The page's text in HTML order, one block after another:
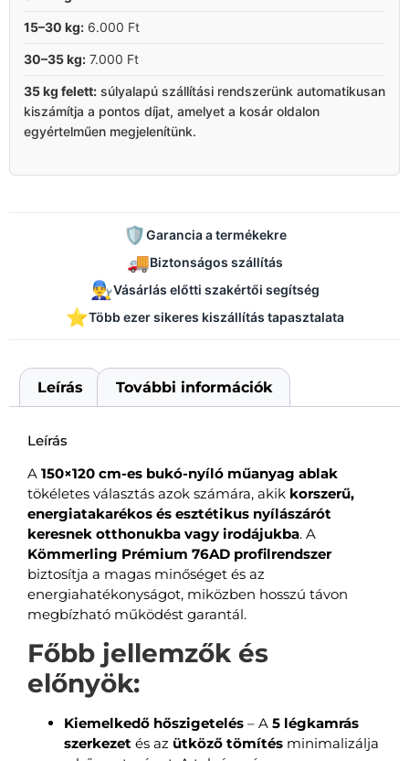
15–30 kg: 6.000 Ft
30–35 kg: 7.000 Ft
35 kg felett: súlyalapú szállítási rendszerünk automatikusan
kiszámítja a pontos díjat, amelyet a kosár oldalon
egyértelműen megjelenítünk.
🛡️Garancia a termékekre
🚚Biztonságos szállítás
👨‍🔧Vásárlás előtti szakértői segítség
⭐Több ezer sikeres kiszállítás tapasztalata
Leírás További információk
Leírás
A 150×120 cm-es bukó-nyíló műanyag ablak
tökéletes választás azok számára, akik korszerű,
energiatakarékos és esztétikus nyílászárót
keresnek otthonukba vagy irodájukba. A
Kömmerling Prémium 76AD profilrendszer
biztosítja a magas minőséget és az
energiahatékonyságot, miközben hosszú távon
megbízható működést garantál.
Főbb jellemzők és
előnyök:
Kiemelkedő hőszigetelés – A 5 légkamrás
szerkezet és az ütköző tömítés minimalizálja